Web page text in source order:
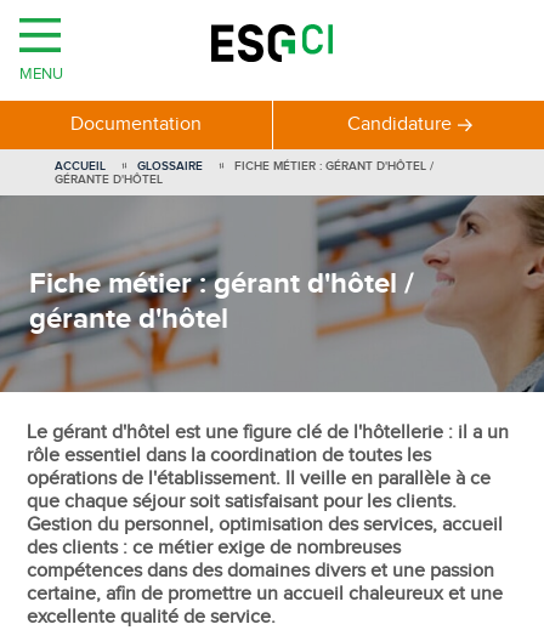
Fiche métier : gérant d'hôtel /
gérante d'hôtel
ACCUEIL GLOSSAIRE
FICHE MÉTIER : GÉRANT D'HÔTEL /
GÉRANTE D'HÔTEL
Le gérant d'hôtel est une figure clé de l'hôtellerie : il a un
rôle essentiel dans la coordination de toutes les
opérations de l'établissement. Il veille en parallèle à ce
que chaque séjour soit satisfaisant pour les clients.
Gestion du personnel, optimisation des services, accueil
des clients : ce métier exige de nombreuses
compétences dans des domaines divers et une passion
certaine, afin de promettre un accueil chaleureux et une
excellente qualité de service.
MENU
Documentation Candidature